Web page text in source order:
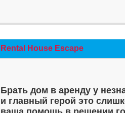
Rental House Escape
Брать дом в аренду у
и главный герой это